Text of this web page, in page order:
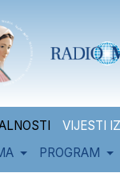
VIJESTI
PROGRAM